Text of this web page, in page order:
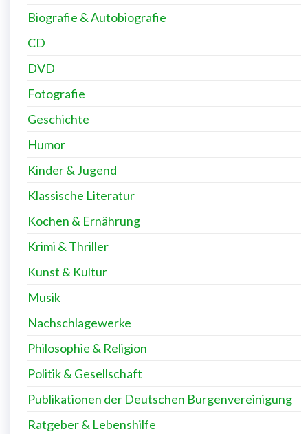
Biografie & Autobiografie
CD
DVD
Fotografie
Geschichte
Humor
Kinder & Jugend
Klassische Literatur
Kochen & Ernährung
Krimi & Thriller
Kunst & Kultur
Musik
Nachschlagewerke
Philosophie & Religion
Politik & Gesellschaft
Publikationen der Deutschen Burgenvereinigung
Ratgeber & Lebenshilfe